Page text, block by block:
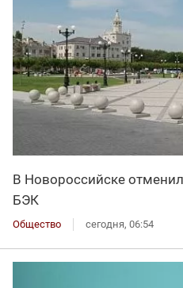
В Новороссийске
БЭК
Общество сегодня, 06:54